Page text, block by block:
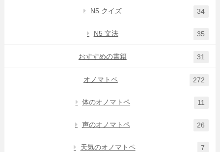
N5 クイズ 34
N5 文法 35
おすすめの書籍 31
オノマトペ 272
体のオノマトペ 11
声のオノマトペ 26
天気のオノマトペ 7